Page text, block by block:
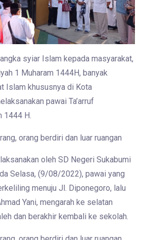
syiar Islam kepada masyarakat,
1 Muharam 1444H, banyak
Islam khususnya di Kota
pawai Ta’arruf
1444 H.
oleh SD Negeri Sukabumi
Selasa, (9/08/2022), pawai yang
menuju Jl. Diponegoro, lalu
Yani, mengarah ke selatan
dan berakhir kembali ke sekolah.